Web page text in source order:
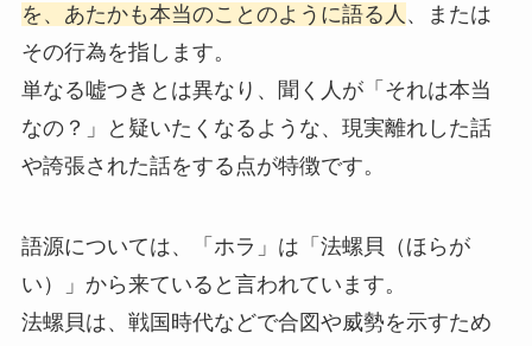
を、あたかも本当のことのように語る人 、または
その行為を指します。
単なる嘘つきとは異なり、聞く人が「それは本当
なの？」と疑いたくなるような、現実離れした話
や誇張された話をする点が特徴です。
語源については、「ホラ」は「法螺貝（ほらが
い）」から来ていると言われています。
法螺貝は、戦国時代などで合図や威勢を示すため